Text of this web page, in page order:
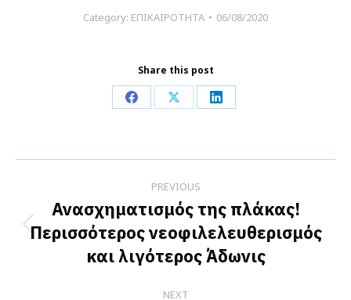
Category: ΕΠΙΚΑΙΡΟΤΗΤΑ 06/08/2020
Share this post
Share
Facebook
Share
X
Share
LinkedIn
navigation
PREVIOUS
Previous
post:
Ανασχηματισμός της πλάκας!
Περισσότερος νεοφιλελευθερισμός
και λιγότερος Άδωνις
NEXT